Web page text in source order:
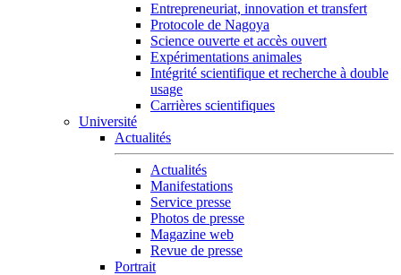
Entrepreneuriat, innovation et transfert
Protocole de Nagoya
Science ouverte et accès ouvert
Expérimentations animales
Intégrité scientifique et recherche à double
usage
Carrières scientifiques
Université
Actualités
Actualités
Manifestations
Service presse
Photos de presse
Magazine web
Revue de presse
Portrait